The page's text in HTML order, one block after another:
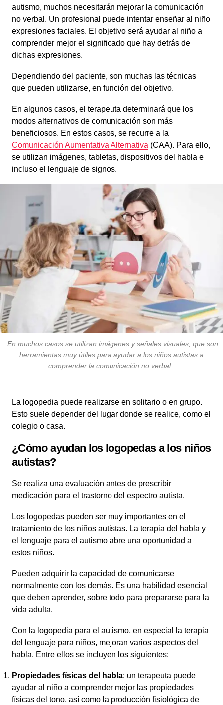
autismo, muchos necesitarán mejorar la comunicación
no verbal. Un profesional puede intentar enseñar al niño
expresiones faciales. El objetivo será ayudar al niño a
comprender mejor el significado que hay detrás de
dichas expresiones.
Dependiendo del paciente, son muchas las técnicas
que pueden utilizarse, en función del objetivo.
En algunos casos, el terapeuta determinará que los
modos alternativos de comunicación son más
beneficiosos. En estos casos, se recurre a la
Comunicación Aumentativa Alternativa (CAA). Para ello,
se utilizan imágenes, tabletas, dispositivos del habla e
incluso el lenguaje de signos.
En muchos casos se utilizan imágenes y señales visuales, que son
herramientas muy útiles para ayudar a los niños autistas a
comprender la comunicación no verbal..
La logopedia puede realizarse en solitario o en grupo.
Esto suele depender del lugar donde se realice, como el
colegio o casa.
¿Cómo ayudan los logopedas a los niños
autistas?
Se realiza una evaluación antes de prescribir
medicación para el trastorno del espectro autista.
Los logopedas pueden ser muy importantes en el
tratamiento de los niños autistas. La terapia del habla y
el lenguaje para el autismo abre una oportunidad a
estos niños.
Pueden adquirir la capacidad de comunicarse
normalmente con los demás. Es una habilidad esencial
que deben aprender, sobre todo para prepararse para la
vida adulta.
Con la logopedia para el autismo, en especial la terapia
del lenguaje para niños, mejoran varios aspectos del
habla. Entre ellos se incluyen los siguientes:
Propiedades físicas del habla: un terapeuta puede
ayudar al niño a comprender mejor las propiedades
físicas del tono, así como la producción fisiológica de